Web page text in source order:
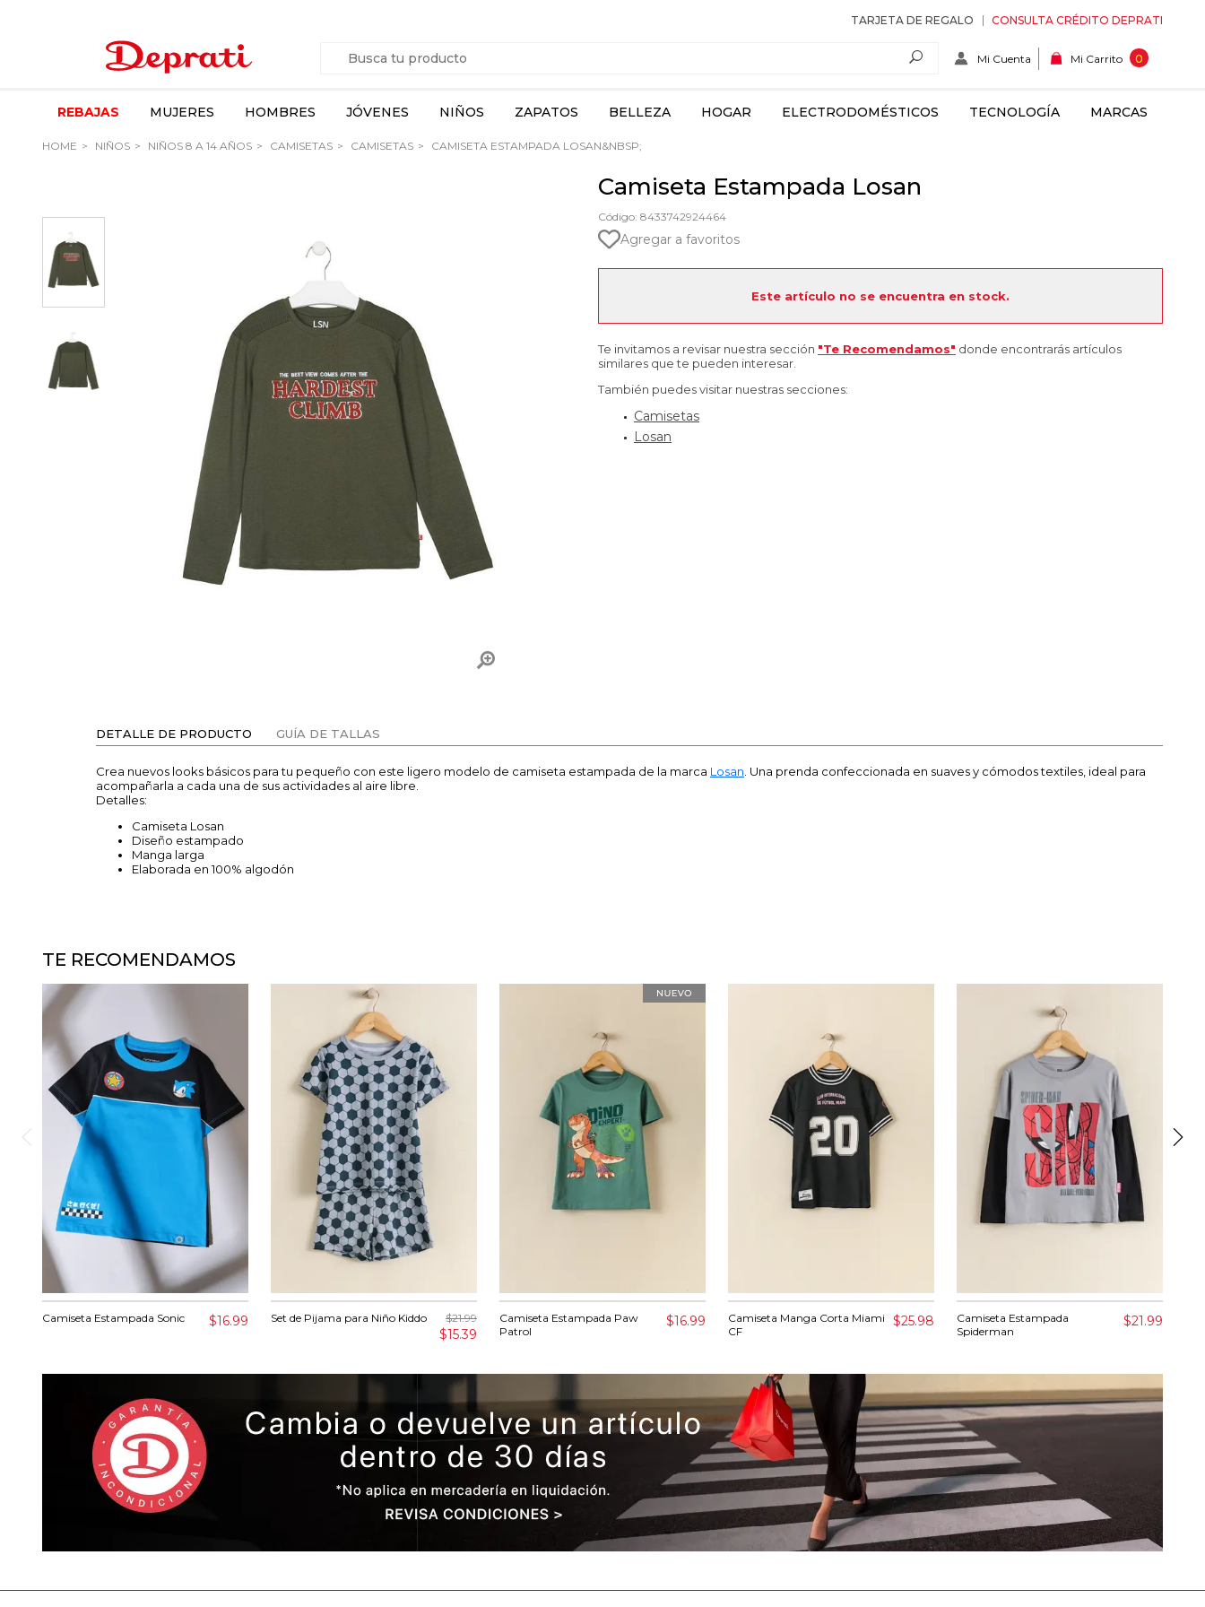
TARJETA DE REGALO CONSULTA CRÉDITO DEPRATI
Mi Cuenta Mi Carrito 0
REBAJAS MUJERES HOMBRES JÓVENES NIÑOS ZAPATOS BELLEZA HOGAR ELECTRODOMÉSTICOS TECNOLOGÍA MARCAS
HOME NIÑOS NIÑOS 8 A 14 AÑOS CAMISETAS CAMISETAS CAMISETA ESTAMPADA LOSAN&NBSP;
Camiseta Estampada Losan
Código: 8433742924464
Agregar a favoritos
Este artículo no se encuentra en stock.
Te invitamos a revisar nuestra sección "Te Recomendamos" donde encontrarás artículos
similares que te pueden interesar.
También puedes visitar nuestras secciones:
Camisetas
Losan
DETALLE DE PRODUCTO GUÍA DE TALLAS
Crea nuevos looks básicos para tu pequeño con este ligero modelo de camiseta estampada de la marca Losan . Una prenda confeccionada en suaves y cómodos textiles, ideal para
acompañarla a cada una de sus actividades al aire libre.
Detalles:
Camiseta Losan
Diseño estampado
Manga larga
Elaborada en 100% algodón
TE RECOMENDAMOS
Camiseta Estampada Sonic $16.99 Set de Pijama para Niño Kiddo $21.99
$15.39
Camiseta Estampada Paw
Patrol
$16.99
Camiseta Manga Corta Miami
CF
$25.98
Camiseta Estampada
Spiderman
$21.99